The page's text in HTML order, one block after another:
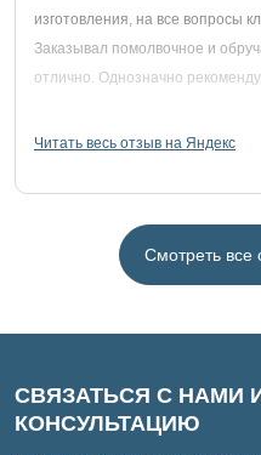
изготовления, на все вопросы
Заказывал помолвочное и
отлично. Однозначно
Читать весь отзыв на Яндекс
Смотреть все
СВЯЗАТЬСЯ С НАМИ
КОНСУЛЬТАЦИЮ